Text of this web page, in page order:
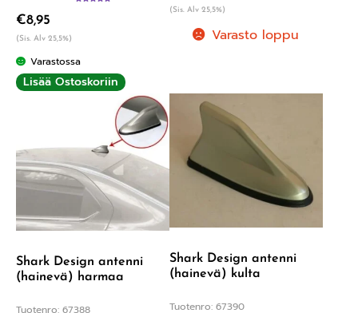
€8,95
(Sis. Alv 25,5%)
Varastossa
Lisää Ostoskoriin
(Sis. Alv 25,5%)
Varasto loppu
Shark Design antenni
(hainevä) harmaa
Tuotenro: 67388
Shark Design antenni
(hainevä) kulta
Tuotenro: 67390